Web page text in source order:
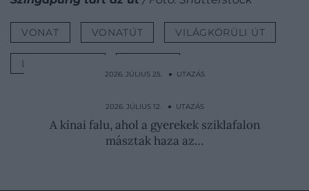
VONAT VONATÚT VILÁGKÖRÜLI ÚT
LUXUSVONAT
2026. JÚLIUS 25. ● UTAZÁS
a következő…
2026. JÚLIUS 12. ● UTAZÁS
A kínai falu, ahol a gyerekek sziklafalon
másztak haza az…